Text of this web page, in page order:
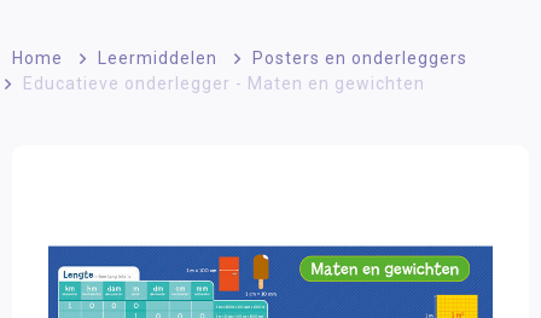
Home > Leermiddelen > Posters en onderleggers
Educatieve onderlegger - Maten en gewichten